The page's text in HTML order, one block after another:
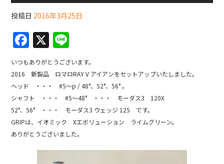
投稿日 2016年3月25日
F
a
c
e
b
o
o
k
X
n
e
いつもありがとうございます。
2016 新製品 ロマロRAY V アイアンをセットアップいたしました。
ヘッド ・・・ #5～p / 48°、52°、56° 。
シャフト ・・・ #5～48° ・・・ モーダス3 120X
52°、56° ・・・ モーダス3 ウェッジ 125 です。
GRIPは、イオミック Xエボリューション ライムグリーン。
ありがとうございました。